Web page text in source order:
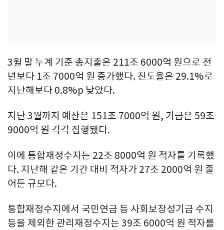
3월 말 누계 기준 총지출은 211조 6000억 원으로 전
년보다 1조 7000억 원 증가했다. 진도율은 29.1%로
지난해보다 0.8%p 낮았다.
지난 3월까지 예산은 151조 7000억 원, 기금은 59조
9000억 원 각각 집행됐다.
이에 통합재정수지는 22조 8000억 원 적자를 기록했
다. 지난해 같은 기간 대비 적자가 27조 2000억 원 줄
어든 규모다.
통합재정수지에서 국민연금 등 사회보장성기금 수지
등을 제외한 관리재정수지는 39조 6000억 원 적자를